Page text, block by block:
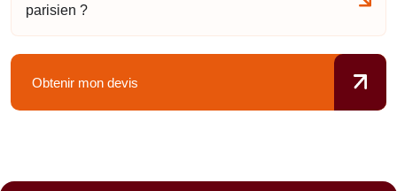
parisien ?
Obtenir mon devis